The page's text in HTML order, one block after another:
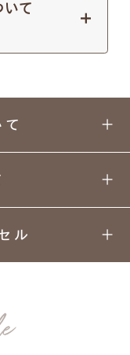
いて
ー。
た
ル